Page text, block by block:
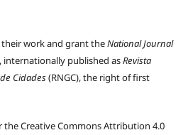
work and grant theNational Journal
internationally published asRevista
Cidades(RNGC), the right of first
the Creative Commons Attribution 4.0